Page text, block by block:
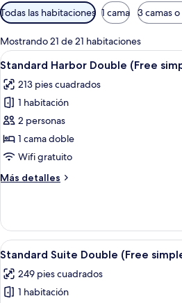
Filtros
disponibles
para
las
habitaciones
Todas las habitaciones 1 cama 3 camas o
Mostrando 21 de 21 habitaciones
Abrir
todas
las
fotos
de
Standard
Harbor
(Free
Una
10
Standard Harbor Double (Free
213 pies cuadrados
1 habitación
2 personas
1 cama doble
Wifi gratuito
Más detalles
Más
Harbor
Double
(Free
Breakfast)
Abrir
todas
las
fotos
5
Standard Suite Double (Free
249 pies cuadrados
1 habitación